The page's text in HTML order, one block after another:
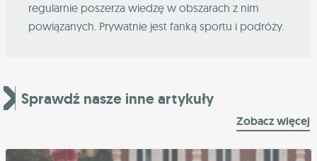
regularnie poszerza wiedzę w obszarach z nim
powiązanych. Prywatnie jest fanką sportu i podróży.
Sprawdź nasze inne artykuły
Zobacz więcej